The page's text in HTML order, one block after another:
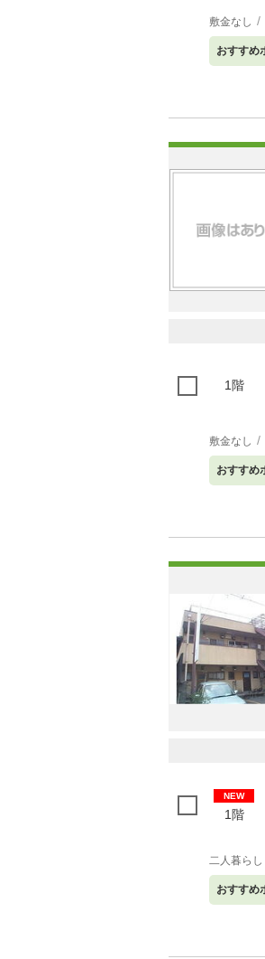
敷金なし
おすすめ
1階
敷金なし
おすすめ
NEW
1階
二人暮らし
おすすめ